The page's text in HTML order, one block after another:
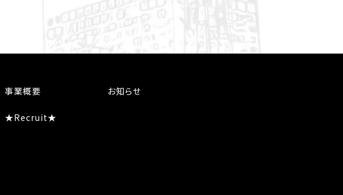
事業概要 お知らせ
★Recruit★